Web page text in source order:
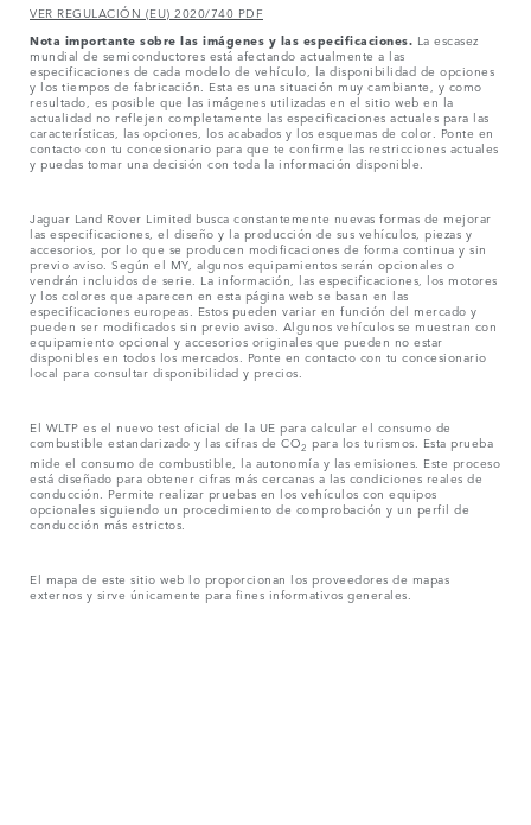
VER REGULACIÓN (EU) 2020/740 PDF
Nota importante sobre las imágenes y las especificaciones. La escasez
mundial de semiconductores está afectando actualmente a las
especificaciones de cada modelo de vehículo, la disponibilidad de opciones
y los tiempos de fabricación. Esta es una situación muy cambiante, y como
resultado, es posible que las imágenes utilizadas en el sitio web en la
actualidad no reflejen completamente las especificaciones actuales para las
características, las opciones, los acabados y los esquemas de color. Ponte en
contacto con tu concesionario para que te confirme las restricciones actuales
y puedas tomar una decisión con toda la información disponible.
Jaguar Land Rover Limited busca constantemente nuevas formas de mejorar
las especificaciones, el diseño y la producción de sus vehículos, piezas y
accesorios, por lo que se producen modificaciones de forma continua y sin
previo aviso. Según el MY, algunos equipamientos serán opcionales o
vendrán incluidos de serie. La información, las especificaciones, los motores
y los colores que aparecen en esta página web se basan en las
especificaciones europeas. Estos pueden variar en función del mercado y
pueden ser modificados sin previo aviso. Algunos vehículos se muestran con
equipamiento opcional y accesorios originales que pueden no estar
disponibles en todos los mercados. Ponte en contacto con tu concesionario
local para consultar disponibilidad y precios.
El WLTP es el nuevo test oficial de la UE para calcular el consumo de
combustible estandarizado y las cifras de CO2 para los turismos. Esta prueba
mide el consumo de combustible, la autonomía y las emisiones. Este proceso
está diseñado para obtener cifras más cercanas a las condiciones reales de
conducción. Permite realizar pruebas en los vehículos con equipos
opcionales siguiendo un procedimiento de comprobación y un perfil de
conducción más estrictos.
El mapa de este sitio web lo proporcionan los proveedores de mapas
externos y sirve únicamente para fines informativos generales.